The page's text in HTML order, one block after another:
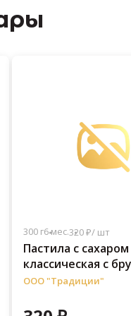
300 г6 мес.320 ₽/ шт
Пастила с сахаром
классическая c
300 г
ООО "Традиции"